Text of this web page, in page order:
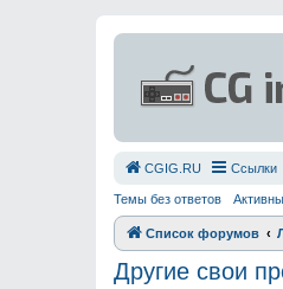
СGIG.RU Ссылки
Темы без ответов
Список форумов
Другие свои